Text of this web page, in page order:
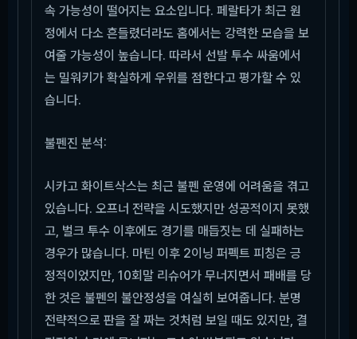
속 가능성이 떨어지는 요소입니다. 페랄타가 최근 원
정에서 다소 흔들렸더라도 홈에서는 강력한 모습을 보
여줄 가능성이 높습니다. 따라서 선발 투수 싸움에서
는 밀워키가 확실하게 우위를 점한다고 평가할 수 있
습니다.
불펜진 분석:
시카고 화이트삭스는 최근 불펜 운영에 어려움을 겪고
있습니다. 오프너 전략을 시도했지만 성공적이지 못했
고, 벌크 투수 이후에도 경기를 매듭짓는 데 실패하는
경우가 많습니다. 마틴 이후 2이닝 퍼펙트 피칭은 긍
정적이었지만, 10회말 리슈어가 무너지면서 패배를 당
한 것은 불펜의 불안정성을 여실히 보여줍니다. 분명
전략적으로 판을 잘 짜는 것처럼 보일 때도 있지만, 결